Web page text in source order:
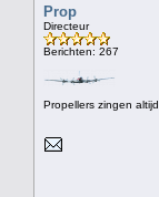
Prop
Directeur
Berichten: 267
Propellers zingen altijd